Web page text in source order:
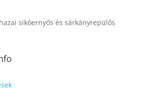
sikóernyős és sárkányrepülős